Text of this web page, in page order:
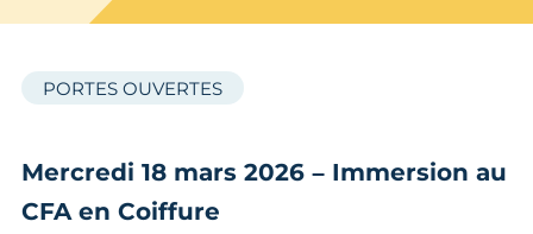
PORTES OUVERTES
Mercredi 18 mars 2026 – Immersion au
CFA en Coiffure